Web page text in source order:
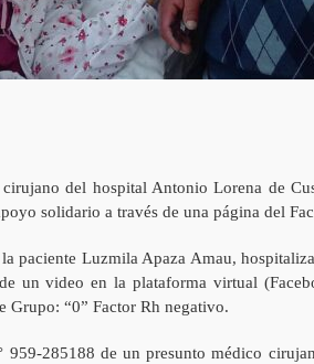
del hospital Antonio Lorena de
solidario a través de una página del
paciente Luzmila Apaza Amau,
un video en la plataforma virtual
Grupo: “0” Factor Rh negativo.
285188 de un presunto médico